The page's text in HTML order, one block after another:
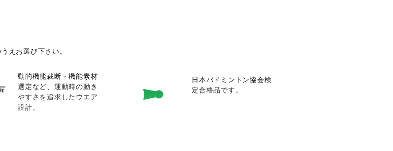
えお選び下さい。
動的機能裁断・機能素材
選定など、運動時の動き
やすさを追求したウエア
設計。
日本バドミントン協会検
定合格品です。